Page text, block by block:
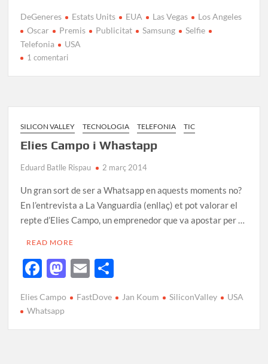
e
b
o
o
k
to
d
o
n
ail m
te
ix
DeGeneres Estats Units EUA Las Vegas
Los Angeles
Oscar
Premis Publicitat Samsung
Selfie
Telefonia
USA
1 comentari
SILICON VALLEY TECNOLOGIA TELEFONIA TIC
Elies Campo i Whastapp
Eduard Batlle Rispau 2 març 2014
Un gran sort de ser a Whatsapp en aquests moments no?
En l’entrevista a La Vanguardia (enllaç) et pot valorar el
repte d’Elies Campo, un emprenedor que va apostar per …
READ MORE
F
e
b
M
to
d
E
ail m
p
Elies Campo FastDove Jan Koum SiliconValley
USA
Whatsapp